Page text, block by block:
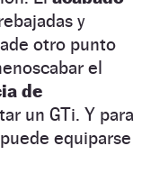
y
otro punto
el
de
un GTi. Y para
equiparse